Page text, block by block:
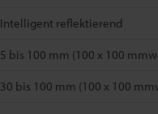
Intelligent reflektierend
5 bis 100 mm (100 x 100
30 bis 100 mm (100 x 100